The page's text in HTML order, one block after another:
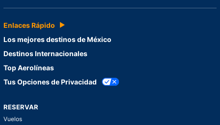
Enlaces Rápido
Los mejores destinos de México
Destinos Internacionales
Top Aerolíneas
Tus Opciones de Privacidad
RESERVAR
Vuelos